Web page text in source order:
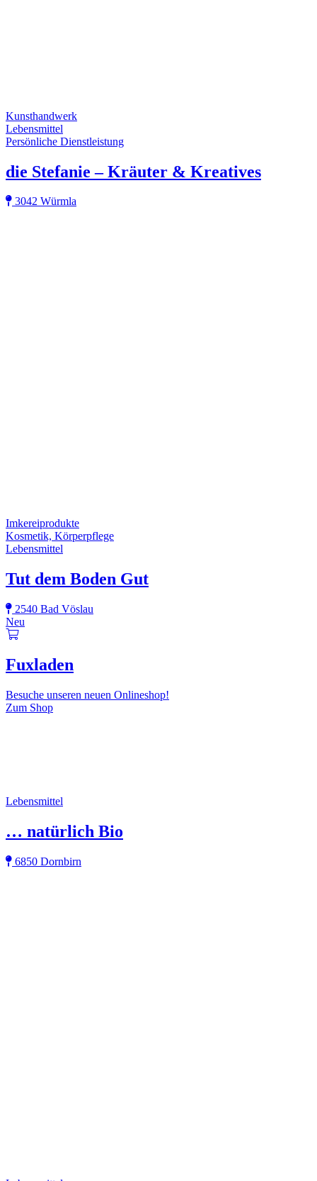
Kunsthandwerk
Lebensmittel
Persönliche Dienstleistung
die Stefanie – Kräuter & Kreatives
3042 Würmla
Imkereiprodukte
Kosmetik, Körperpflege
Lebensmittel
Tut dem Boden Gut
2540 Bad Vöslau
Neu
Fuxladen
Besuche unseren neuen Onlineshop!
Zum Shop
Lebensmittel
… natürlich Bio
6850 Dornbirn